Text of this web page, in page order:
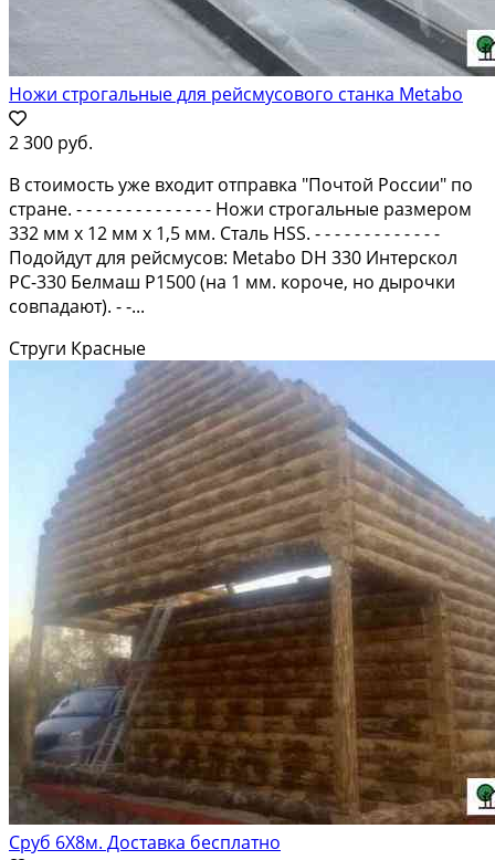
Ножи строгальные для рейсмусового станка Metabo
2 300 руб.
В стоимость уже входит отправка "Почтой России" по
стране. - - - - - - - - - - - - - - Ножи строгальные размером
332 мм х 12 мм х 1,5 мм. Сталь HSS. - - - - - - - - - - - - -
Подойдут для рейсмусов: Metabo DH 330 Интерскол
PC-330 Белмаш Р1500 (на 1 мм. короче, но дырочки
совпадают). - -...
Струги Красные
Сруб 6Х8м. Доставка бесплатно